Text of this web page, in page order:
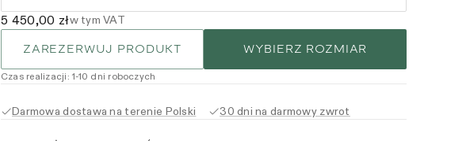
5 450,00 złw tym VAT
ZAREZERWUJ PRODUKT WYBIERZ ROZMIAR
Czas realizacji :1-10 dni roboczych
Darmowa dostawa na terenie Polski 30 dni na darmowy zwrot